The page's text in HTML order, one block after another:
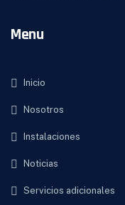
Menu
Inicio
Nosotros
Instalaciones
Noticias
Servicios adicionales